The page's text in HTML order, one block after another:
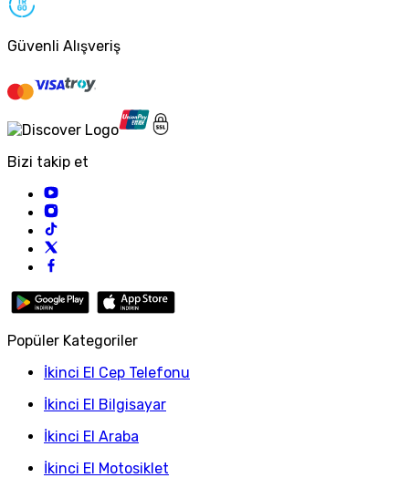
Güvenli Alışveriş
Bizi takip et
Popüler Kategoriler
İkinci El Cep Telefonu
İkinci El Bilgisayar
İkinci El Araba
İkinci El Motosiklet